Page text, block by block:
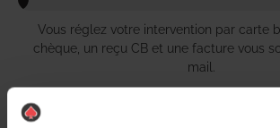
Vous réglez votre intervention par carte
chèque, un reçu CB et une facture vous
mail.